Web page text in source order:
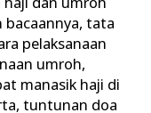
haji dan umroh
bacaannya,tata
pelaksanaan
umroh,
manasik haji di
,tuntunan doa